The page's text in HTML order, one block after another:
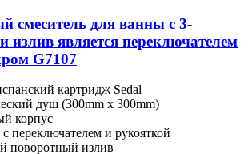
смеситель для ванны с 3-
излив является переключателем
G7107
картридж Sedal
душ (300mm x 300mm)
корпус
переключателем и рукояткой
поворотный излив